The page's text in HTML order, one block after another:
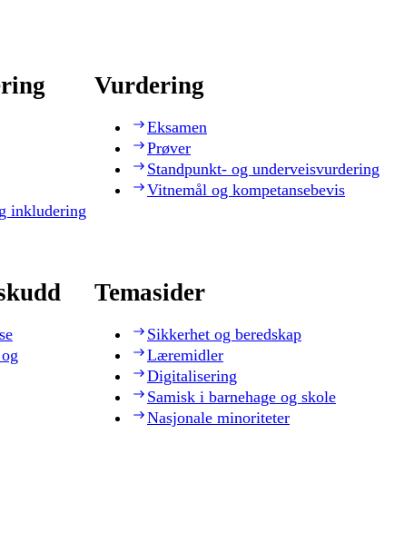
inkludering
Vurdering
Eksamen
Prøver
Standpunkt- og underveisvurdering
Vitnemål og kompetansebevis
Temasider
Sikkerhet og beredskap
Læremidler
Digitalisering
Samisk i barnehage og skole
Nasjonale minoriteter